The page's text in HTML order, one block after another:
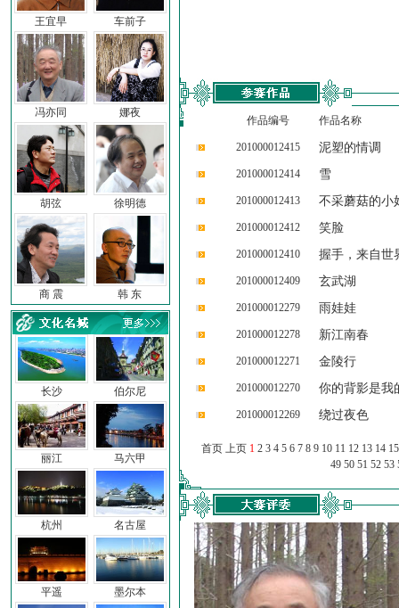
王宜早 车前子
冯亦同 娜夜
胡弦 徐明德
商 震 韩 东
长沙
丽江
杭州
平遥
伯尔尼
马六甲
名古屋
墨尔本
作品编号 作品名称
201000012415 泥塑的情调
201000012414 雪
201000012413 不采蘑菇的小
201000012412 笑脸
201000012410 握手，来自世
201000012409 玄武湖
201000012279 雨娃娃
201000012278 新江南春
201000012271 金陵行
201000012270 你的背影是我
201000012269 绕过夜色
首页 上页 1 2 3 4 5 6 7 8 9 10 11 12 13 14 15
49 50 51 52 53